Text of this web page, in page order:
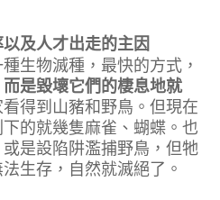
及人才出走的主因
生物滅種，最快的方式，
而是毀壞它們的棲息地就
得到山豬和野鳥。但現在
的就幾隻麻雀、蝴蝶。也
是設陷阱濫捕野鳥，但牠
生存，自然就滅絕了。